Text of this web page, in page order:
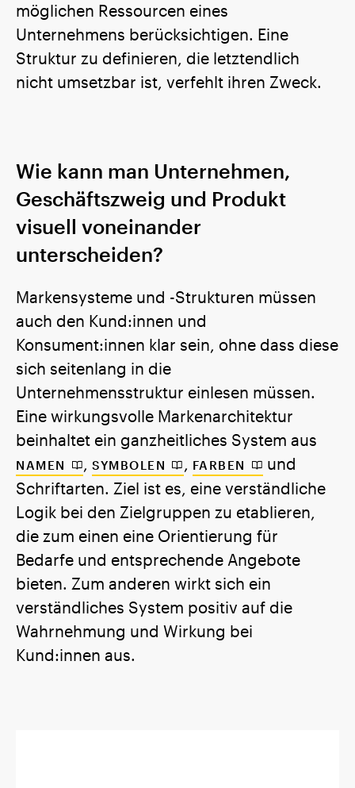
möglichen Ressourcen eines
Unternehmens berücksichtigen. Eine
Struktur zu definieren, die letztendlich
nicht umsetzbar ist, verfehlt ihren Zweck.
Wie kann man Unternehmen,
Geschäftszweig und Produkt
visuell voneinander
unterscheiden?
Markensysteme und -Strukturen müssen
auch den Kund:innen und
Konsument:innen klar sein, ohne dass diese
sich seitenlang in die
Unternehmensstruktur einlesen müssen.
Eine wirkungsvolle Markenarchitektur
beinhaltet ein ganzheitliches System aus
NAMEN , SYMBOLEN , FARBEN
und
Schriftarten. Ziel ist es, eine verständliche
Logik bei den Zielgruppen zu etablieren,
die zum einen eine Orientierung für
Bedarfe und entsprechende Angebote
bieten. Zum anderen wirkt sich ein
verständliches System positiv auf die
Wahrnehmung und Wirkung bei
Kund:innen aus.